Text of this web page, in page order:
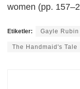
women (pp.
Etiketler: Gayle Rubin
The Handmaid's Tale